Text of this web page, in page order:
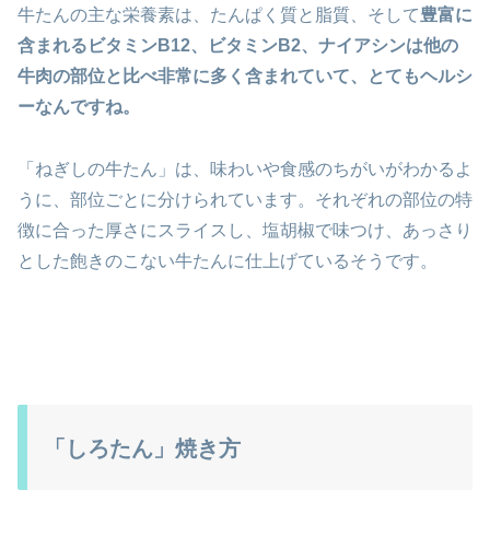
牛たんの主な栄養素は、たんぱく質と脂質、そして豊富に
含まれるビタミンB12、ビタミンB2、ナイアシンは他の
牛肉の部位と比べ非常に多く含まれていて、とてもヘルシ
ーなんですね。
「ねぎしの牛たん」は、味わいや食感のちがいがわかるよ
うに、部位ごとに分けられています。それぞれの部位の特
徴に合った厚さにスライスし、塩胡椒で味つけ、あっさり
とした飽きのこない牛たんに仕上げているそうです。
「しろたん」焼き方